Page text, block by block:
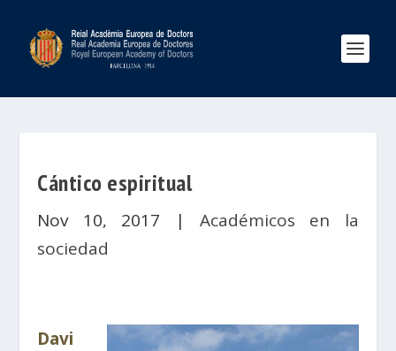
Cántico espiritual
Nov 10, 2017 | Académicos en la
sociedad
Davi